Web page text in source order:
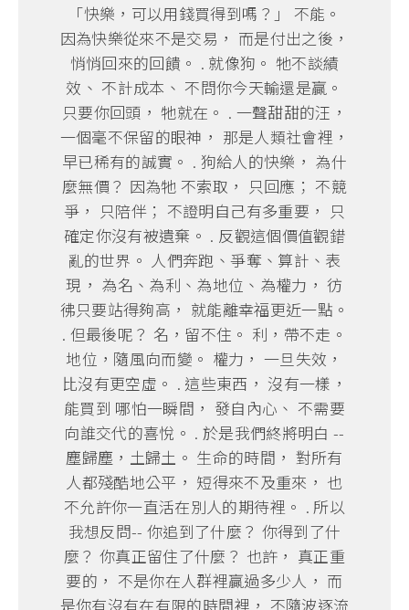
「快樂，可以用錢買得到嗎？」 不能。
因為快樂從來不是交易， 而是付出之後，
悄悄回來的回饋。 . 就像狗。 牠不談績
效、 不計成本、 不問你今天輸還是贏。
只要你回頭， 牠就在。 . 一聲甜甜的汪，
一個毫不保留的眼神， 那是人類社會裡，
早已稀有的誠實。 . 狗給人的快樂， 為什
麼無價？ 因為牠 不索取， 只回應； 不競
爭， 只陪伴； 不證明自己有多重要， 只
確定你沒有被遺棄。 . 反觀這個價值觀錯
亂的世界。 人們奔跑、爭奪、算計、表
現， 為名、為利、為地位、為權力， 彷
彿只要站得夠高， 就能離幸福更近一點。
. 但最後呢？ 名，留不住。 利，帶不走。
地位，隨風向而變。 權力， 一旦失效，
比沒有更空虛。 . 這些東西， 沒有一樣，
能買到 哪怕一瞬間， 發自內心、 不需要
向誰交代的喜悅。 . 於是我們終將明白 --
塵歸塵，土歸土。 生命的時間， 對所有
人都殘酷地公平， 短得來不及重來， 也
不允許你一直活在別人的期待裡。 . 所以
我想反問-- 你追到了什麼？ 你得到了什
麼？ 你真正留住了什麼？ 也許， 真正重
要的， 不是你在人群裡贏過多少人， 而
是你有沒有在有限的時間裡， 不隨波逐流